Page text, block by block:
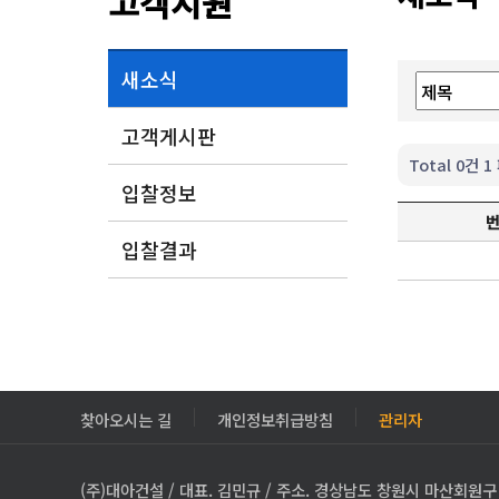
새소식
고객게시판
입찰정보
입찰결과
Total 0건 1
찾아오시는 길 개인정보취급방침 관리자
(주)대아건설 / 대표. 김민규 / 주소. 경상남도 창원시 마산회원